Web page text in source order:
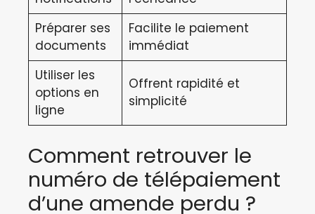
Préparer ses
documents
Facilite le paiement
immédiat
Utiliser les
options en
ligne
Offrent rapidité et
simplicité
Comment retrouver le
numéro de télépaiement
d’une amende perdu ?